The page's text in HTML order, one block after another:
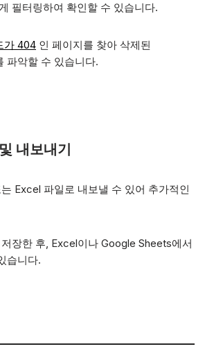
필터링하여 확인할 수 있습니다.
가 404 인 페이지를 찾아 삭제된
파악할 수 있습니다.
내보내기
Excel 파일로 내보낼 수 있어 추가적인
장한 후, Excel이나 Google Sheets에서
습니다.